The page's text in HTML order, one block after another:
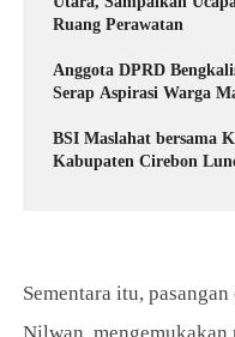
Ruang Perawatan
Anggota DPRD
Serap Aspirasi Warga
BSI Maslahat bersama
Kabupaten Cirebon
Sementara itu,